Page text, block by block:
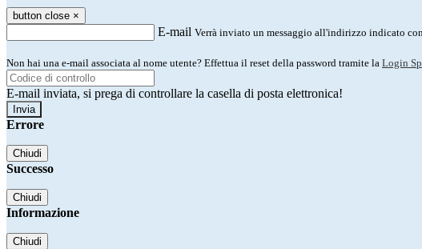
button close ×
E-mail Verrà inviato un messaggio all'indirizzo indicato
Non hai una e-mail associata al nome utente? Effettua il reset della password tramite la Login
E-mail inviata, si prega di controllare la casella di posta elettronica!
Errore
Chiudi
Successo
Chiudi
Informazione
Chiudi